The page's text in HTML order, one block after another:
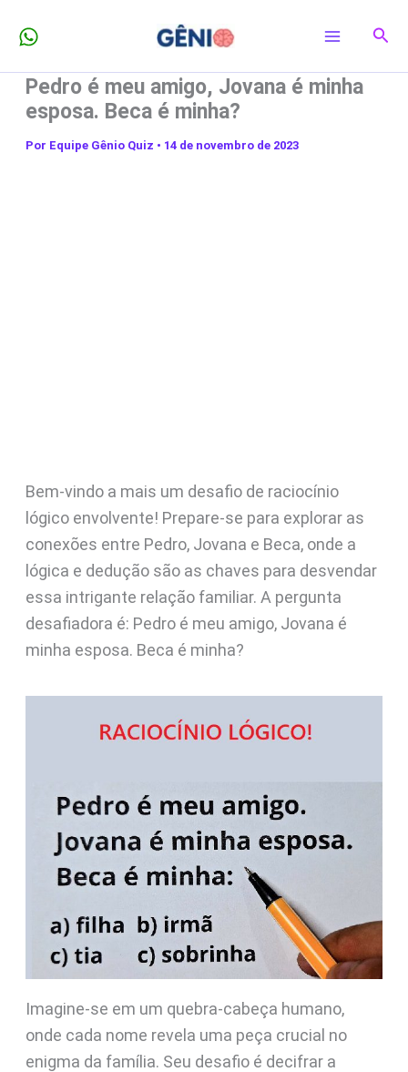
para
conteúdo
Pedro é meu amigo, Jovana é minha
esposa. Beca é minha?
Por Equipe Gênio Quiz • 14 de novembro de 2023
Bem-vindo a mais um desafio de raciocínio
lógico envolvente! Prepare-se para explorar as
conexões entre Pedro, Jovana e Beca, onde a
lógica e dedução são as chaves para desvendar
essa intrigante relação familiar. A pergunta
desafiadora é: Pedro é meu amigo, Jovana é
minha esposa. Beca é minha?
Imagine-se em um quebra-cabeça humano,
onde cada nome revela uma peça crucial no
enigma da família. Seu desafio é decifrar a